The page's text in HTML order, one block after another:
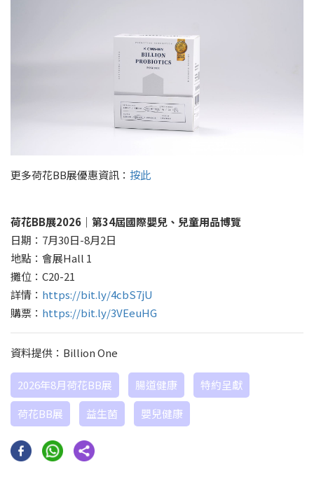
更多荷花BB展優惠資訊： 按此
荷花BB展2026 ｜第34屆國際嬰兒、兒童用品博覽
日期：7月30日-8月2日
地點：會展Hall 1
攤位：C20-21
詳情： https://bit.ly/4cbS7jU
購票： https://bit.ly/3VEeuHG
資料提供：Billion One
2026年8月荷花BB展 腸道健康
特約呈獻
荷花BB展
益生菌 嬰兒健康